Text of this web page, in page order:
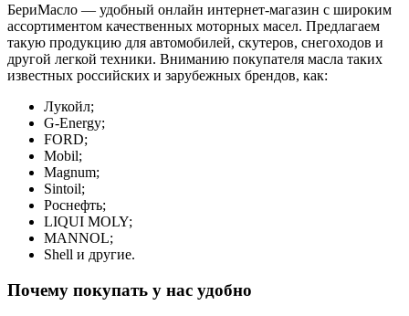
БериМасло — удобный онлайн интернет-магазин с широким
ассортиментом качественных моторных масел. Предлагаем
такую продукцию для автомобилей, скутеров, снегоходов и
другой легкой техники. Вниманию покупателя масла таких
известных российских и зарубежных брендов, как:
Лукойл;
G-Energy;
FORD;
Mobil;
Magnum;
Sintoil;
Роснефть;
LIQUI MOLY;
MANNOL;
Shell и другие.
Почему покупать у нас удобно